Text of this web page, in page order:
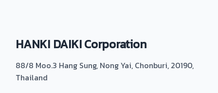
HANKI DAIKI Corporation
88/8 Moo.3 Hang Sung, Nong Yai, Chonburi, 20190,
Thailand